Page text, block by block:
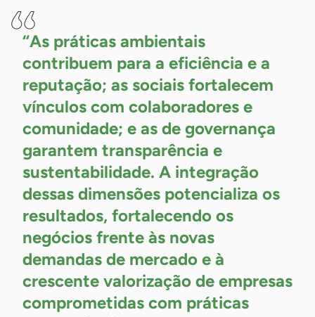
“As práticas ambientais
contribuem para a eficiência e a
reputação; as sociais fortalecem
vínculos com colaboradores e
comunidade; e as de governança
garantem transparência e
sustentabilidade. A integração
dessas dimensões potencializa os
resultados, fortalecendo os
negócios frente às novas
demandas de mercado e à
crescente valorização de empresas
comprometidas com práticas